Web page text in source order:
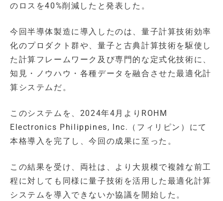
のロスを40%削減したと発表した。
今回半導体製造に導入したのは、量子計算技術効率
化のプロダクト群や、量子と古典計算技術を駆使し
た計算フレームワーク及び専門的な定式化技術に、
知見・ノウハウ・各種データを融合させた最適化計
算システムだ。
このシステムを、2024年4月よりROHM
Electronics Philippines, Inc.（フィリピン）にて
本格導入を完了し、今回の成果に至った。
この結果を受け、両社は、より大規模で複雑な前工
程に対しても同様に量子技術を活用した最適化計算
システムを導入できないか協議を開始した。